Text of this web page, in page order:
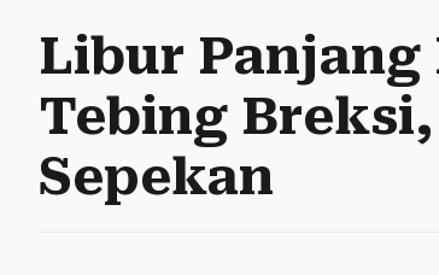
Libur
Tebing
Sepekan